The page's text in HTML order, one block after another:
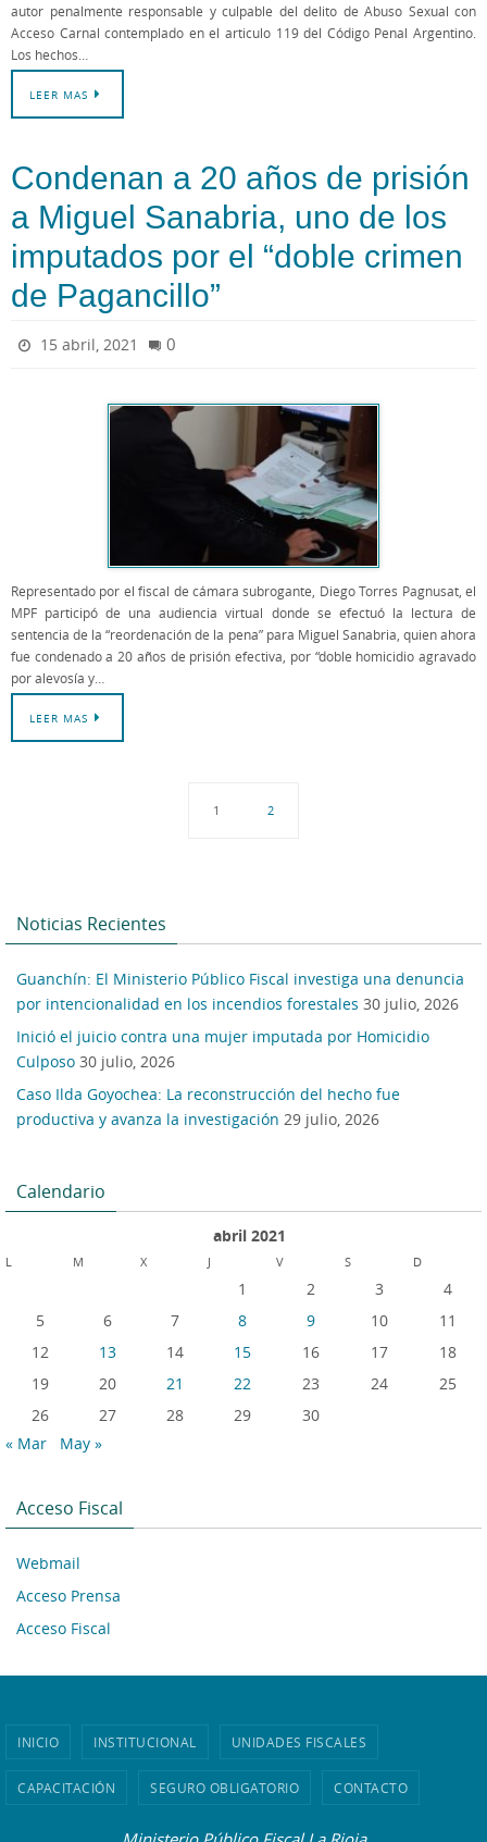
autor penalmente responsable y culpable del delito de Abuso Sexual con
Acceso Carnal contemplado en el articulo 119 del Código Penal Argentino.
Los hechos…
LEER MAS
Condenan a 20 años de prisión
a Miguel Sanabria, uno de los
imputados por el “doble crimen
de Pagancillo”
15 abril, 2021 0
Representado por el fiscal de cámara subrogante, Diego Torres Pagnusat, el
MPF participó de una audiencia virtual donde se efectuó la lectura de
sentencia de la “reordenación de la pena” para Miguel Sanabria, quien ahora
fue condenado a 20 años de prisión efectiva, por “doble homicidio agravado
por alevosía y…
LEER MAS
1 2
Noticias Recientes
Guanchín: El Ministerio Público Fiscal investiga una denuncia
por intencionalidad en los incendios forestales 30 julio, 2026
Inició el juicio contra una mujer imputada por Homicidio
Culposo 30 julio, 2026
Caso Ilda Goyochea: La reconstrucción del hecho fue
productiva y avanza la investigación 29 julio, 2026
Calendario
abril 2021
L M X J V S D
1 2 3
4
5
6 7 8 9 10
11
12
13 14 15 16 17
18
19
20 21 22 23 24
25
26
27 28 29
30
« Mar
May »
Acceso Fiscal
Webmail
Acceso Prensa
Acceso Fiscal
INICIO INSTITUCIONAL UNIDADES FISCALES
CAPACITACIÓN SEGURO OBLIGATORIO CONTACTO